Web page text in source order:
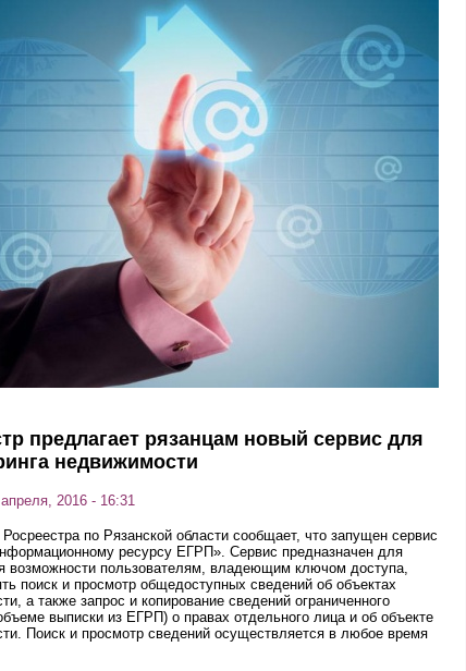
предлагает рязанцам новый сервис для
недвижимости
2016 - 16:31
по Рязанской области сообщает, что запущен сервис
ресурсу ЕГРП». Сервис предназначен для
возможности пользователям, владеющим ключом доступа,
поиск и просмотр общедоступных сведений об объектах
а также запрос и копирование сведений ограниченного
выписки из ЕГРП) о правах отдельного лица и об объекте
Поиск и просмотр сведений осуществляется в любое время